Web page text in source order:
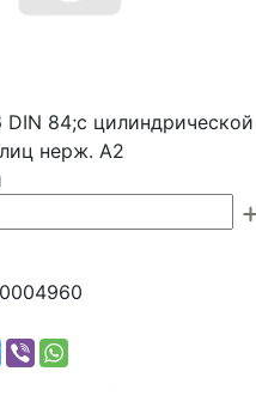
DIN 84;с
нерж. А2